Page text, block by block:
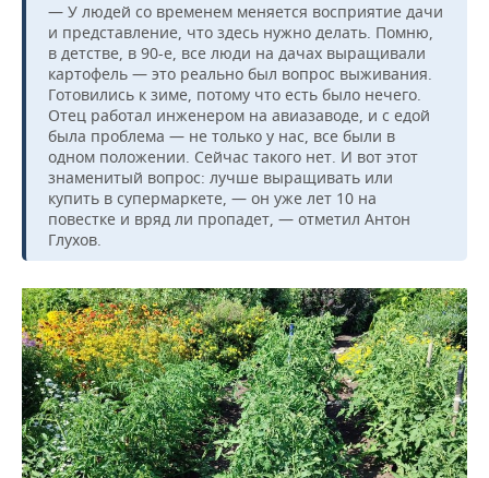
— У людей со временем меняется восприятие дачи
и представление, что здесь нужно делать. Помню,
в детстве, в 90-е, все люди на дачах выращивали
картофель — это реально был вопрос выживания.
Готовились к зиме, потому что есть было нечего.
Отец работал инженером на авиазаводе, и с едой
была проблема — не только у нас, все были в
одном положении. Сейчас такого нет. И вот этот
знаменитый вопрос: лучше выращивать или
купить в супермаркете, — он уже лет 10 на
повестке и вряд ли пропадет, — отметил Антон
Глухов.